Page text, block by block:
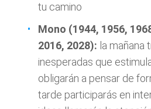
tu camino
Mono (1944, 1956,
2016, 2028): la mañana
inesperadas que
obligarán a pensar de
tarde participarás en